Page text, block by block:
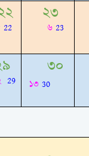
22
২৩
৬ 23
29
৩০
১৩ 30